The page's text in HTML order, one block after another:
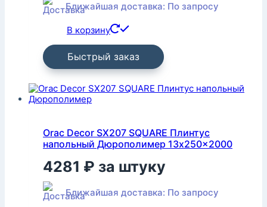
Ближайшая доставка: По запросу
В корзину
Быстрый заказ
Orac Decor SX207 SQUARE Плинтус
напольный Дюрополимер 13x250x2000
4281 ₽ за штуку
Ближайшая доставка: По запросу